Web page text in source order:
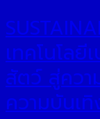
เทคโนโล
สัตว์ สู่ควา
ความบันเ